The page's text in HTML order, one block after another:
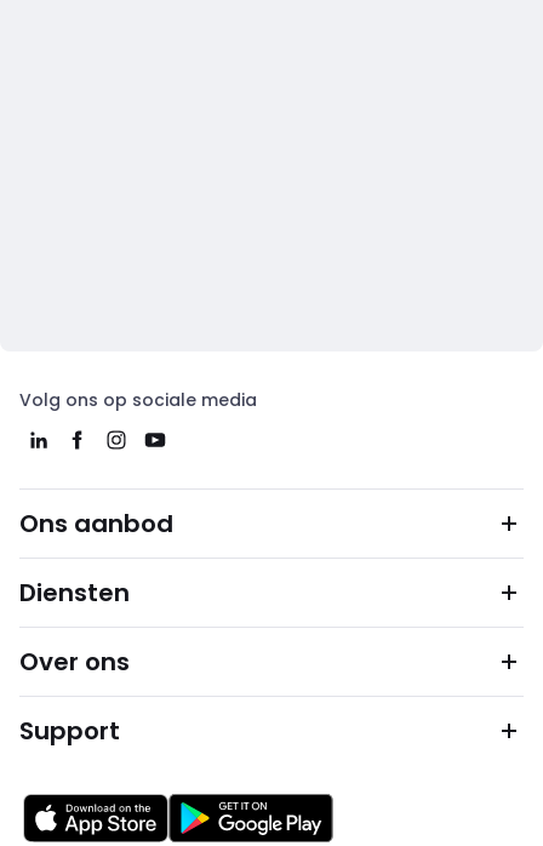
Volg ons op sociale media
Ons aanbod
Diensten
Over ons
Support